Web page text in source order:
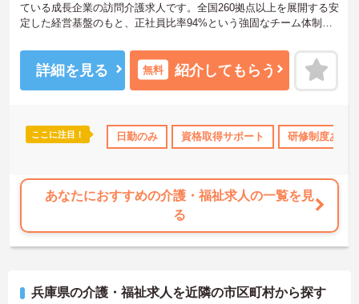
・賞与あり 社会保険完備 交通費支給 退職金制度あり
ている成長企業の訪問介護求人です。全国260拠点以上を展開する安
定した経営基盤のもと、正社員比率94%という強固なチーム体制を
が収入に直結する仕組みが整っています。夜勤なしの完全週休2日制
（曜日固定）を採用し、日々の記録業務はスマートフォンで完結す
るため、施設勤務特有の不規則なシフトや煩雑な事務作業の負担を
キャリアアップを目指す有資格者の方に推奨できる環境です。
現できます】
・8:00～19:00の間での実働8時間勤務で夜勤が存在しないため、生
活リズムを整えながら健康的に働き続けることができます
・完全週休2日制（曜日固定）を採用していることにより、先々の予
定が立てやすくプライベートの時間をしっかりと確保できる環境で
【専門資格を活かした収入アップと明確なキャリア形成が期待でき
詳細を見る 無料 紹介してもらう
ここに注目！ 日勤のみ 資格取得サポート 研修制度あり
あなたにおすすめの介護・福祉求人の一覧を見
る
兵庫県の介護・福祉求人を近隣の市区町村から探す